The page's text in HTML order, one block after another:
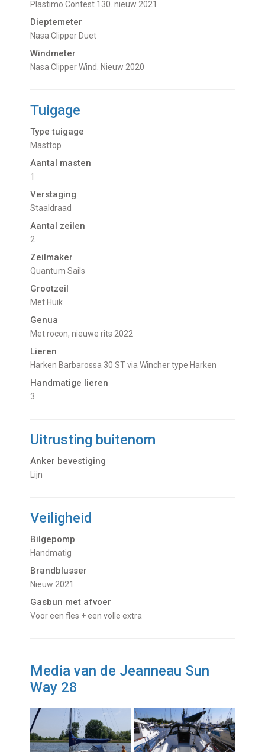
Plastimo Contest 130. nieuw 2021
Dieptemeter
Nasa Clipper Duet
Windmeter
Nasa Clipper Wind. Nieuw 2020
Tuigage
Type tuigage
Masttop
Aantal masten
1
Verstaging
Staaldraad
Aantal zeilen
2
Zeilmaker
Quantum Sails
Grootzeil
Met Huik
Genua
Met rocon, nieuwe rits 2022
Lieren
Harken Barbarossa 30 ST via Wincher type Harken
Handmatige lieren
3
Uitrusting buitenom
Anker bevestiging
Lijn
Veiligheid
Bilgepomp
Handmatig
Brandblusser
Nieuw 2021
Gasbun met afvoer
voor een fles + een volle extra
Media van de Jeanneau Sun
Way 28